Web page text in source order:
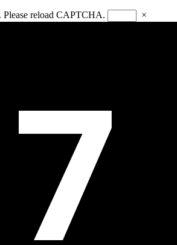
Please reload CAPTCHA.
×